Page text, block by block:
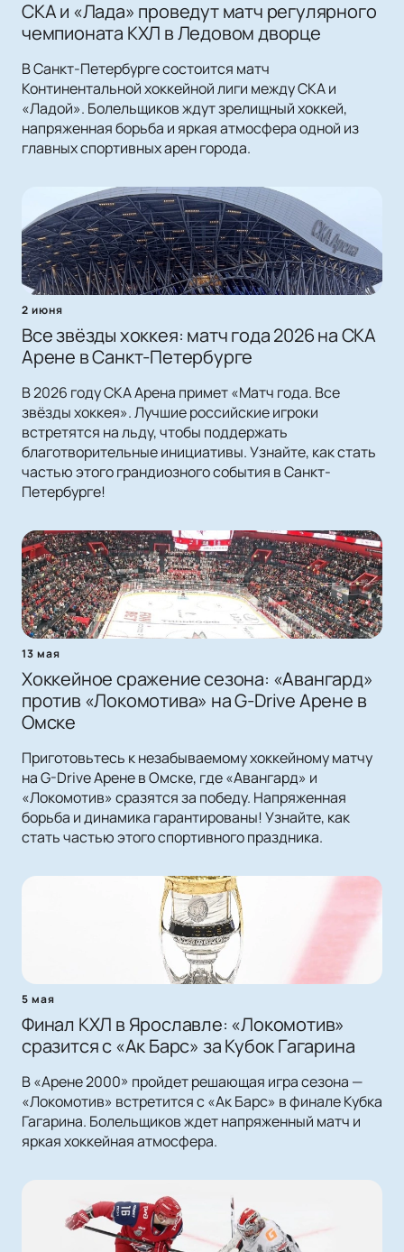
СКА и «Лада» проведут матч регулярного
чемпионата КХЛ в Ледовом дворце
В Санкт-Петербурге состоится матч
Континентальной хоккейной лиги между СКА и
«Ладой». Болельщиков ждут зрелищный хоккей,
напряженная борьба и яркая атмосфера одной из
главных спортивных арен города.
2 июня
Все звёзды хоккея: матч года 2026 на СКА
Арене в Санкт-Петербурге
В 2026 году СКА Арена примет «Матч года. Все
звёзды хоккея». Лучшие российские игроки
встретятся на льду, чтобы поддержать
благотворительные инициативы. Узнайте, как стать
частью этого грандиозного события в Санкт-
Петербурге!
13 мая
Хоккейное сражение сезона: «Авангард»
против «Локомотива» на G-Drive Арене в
Омске
Приготовьтесь к незабываемому хоккейному матчу
на G-Drive Арене в Омске, где «Авангард» и
«Локомотив» сразятся за победу. Напряженная
борьба и динамика гарантированы! Узнайте, как
стать частью этого спортивного праздника.
5 мая
Финал КХЛ в Ярославле: «Локомотив»
сразится с «Ак Барс» за Кубок Гагарина
В «Арене 2000» пройдет решающая игра сезона —
«Локомотив» встретится с «Ак Барс» в финале Кубка
Гагарина. Болельщиков ждет напряженный матч и
яркая хоккейная атмосфера.